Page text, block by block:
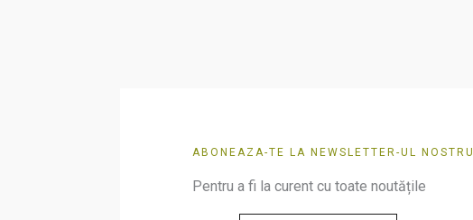
ABONEAZA-TE LA NEWSLETTER-UL NOSTRU
Pentru a fi la curent cu toate noutățile